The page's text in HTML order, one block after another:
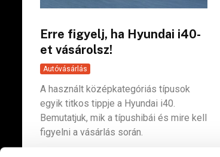
Erre figyelj, ha Hyundai i40-
et vásárolsz!
Autóvásárlás
A használt középkategóriás típusok
egyik titkos tippje a Hyundai i40.
Bemutatjuk, mik a típushibái és mire kell
figyelni a vásárlás során.